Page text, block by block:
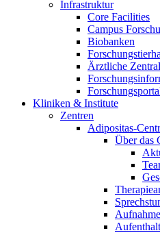
Infrastruktur
Core Facilities
Campus
Biobanken
Ärztliche
Kliniken & Institute
Zentren
Adipositas-
Über das
Aufnahme
Aufenthalt